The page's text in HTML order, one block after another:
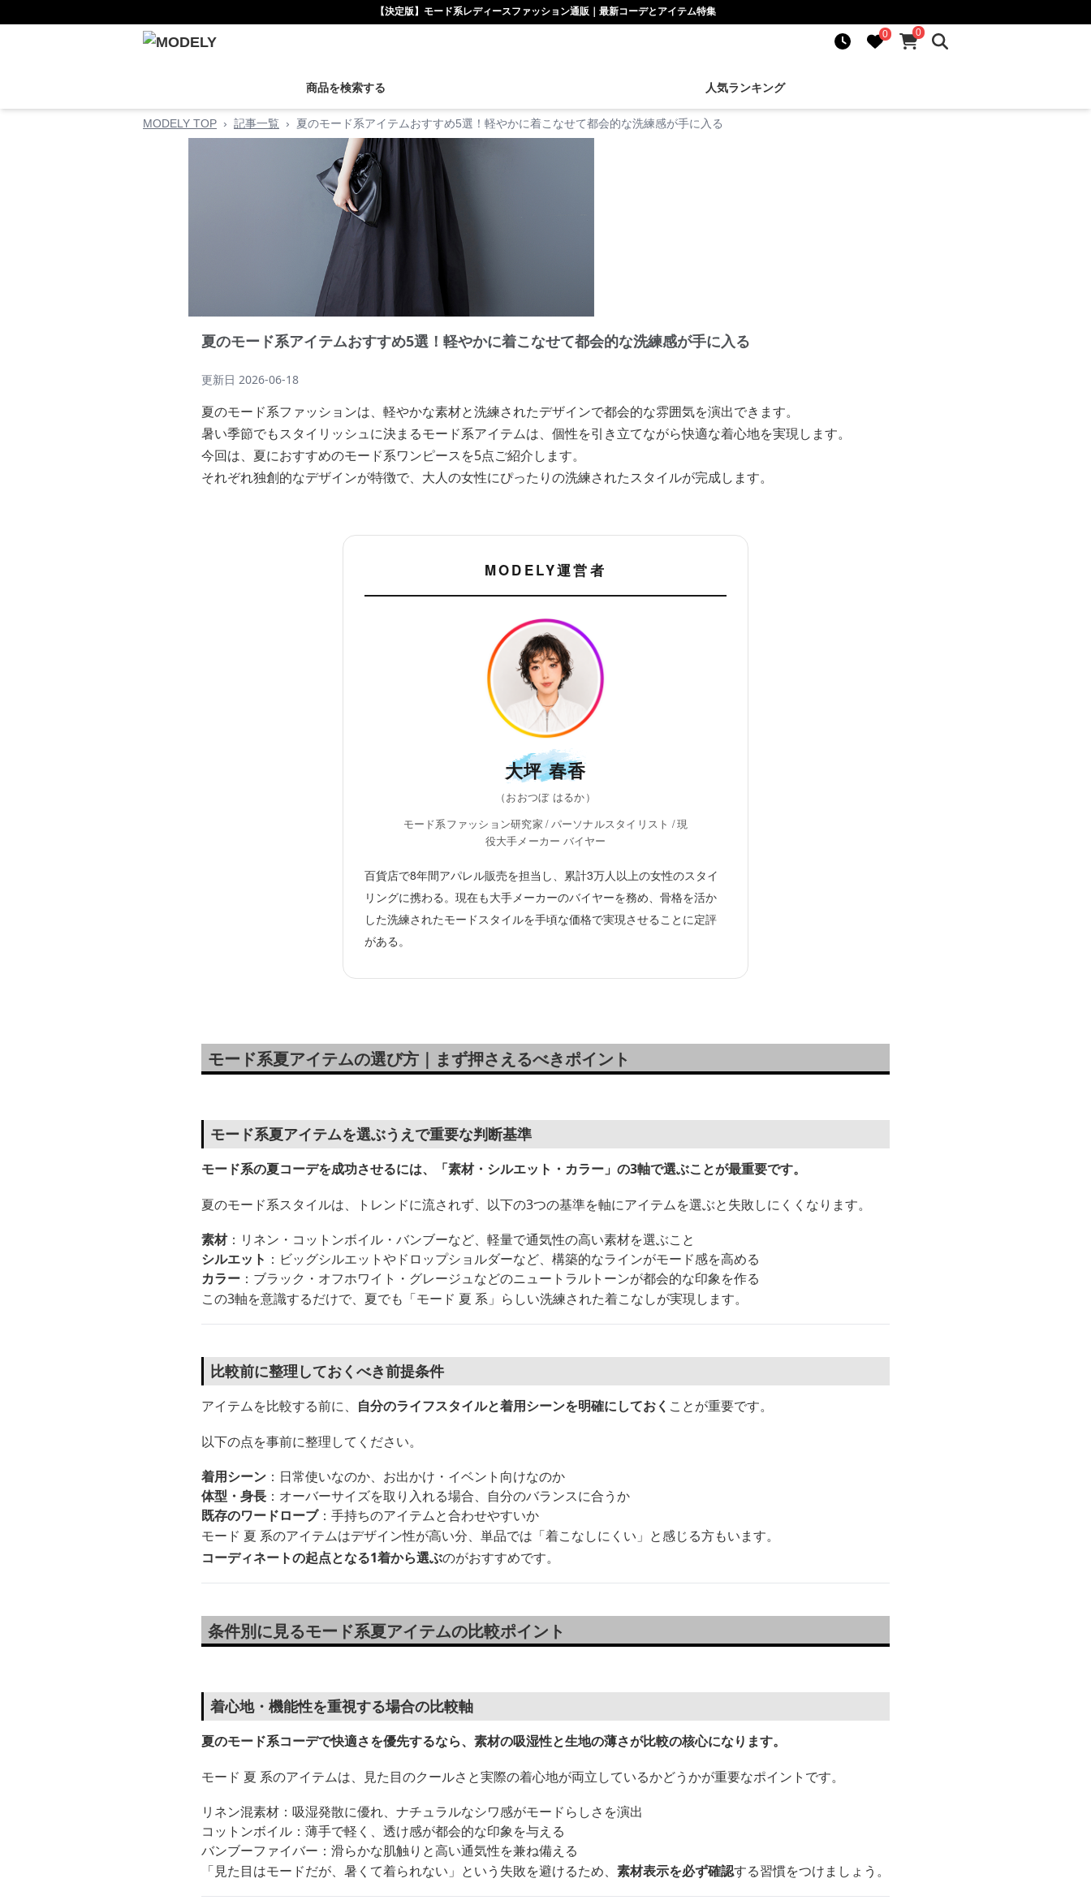
【決定版】モード系レディースファッション通販｜最新コーデとアイテム特集
0
0
商品を検索する 人気ランキング
MODELY TOP › 記事一覧 › 夏のモード系アイテムおすすめ5選！軽やかに着こなせて都会的な洗練感が手に入る
夏のモード系アイテムおすすめ5選！軽やかに着こなせて都会的な洗練感が手に入る
更新日 2026-06-18
夏のモード系ファッションは、軽やかな素材と洗練されたデザインで都会的な雰囲気を演出できます。
暑い季節でもスタイリッシュに決まるモード系アイテムは、個性を引き立てながら快適な着心地を実現します。
今回は、夏におすすめのモード系ワンピースを5点ご紹介します。
それぞれ独創的なデザインが特徴で、大人の女性にぴったりの洗練されたスタイルが完成します。
MODELY運営者
大坪 春香
（おおつぼ はるか）
モード系ファッション研究家 / パーソナルスタイリスト / 現
役大手メーカー バイヤー
百貨店で8年間アパレル販売を担当し、累計3万人以上の女性のスタイ
リングに携わる。現在も大手メーカーのバイヤーを務め、骨格を活か
した洗練されたモードスタイルを手頃な価格で実現させることに定評
がある。
モード系夏アイテムの選び方｜まず押さえるべきポイント
モード系夏アイテムを選ぶうえで重要な判断基準
モード系の夏コーデを成功させるには、「素材・シルエット・カラー」の3軸で選ぶことが最重要です。
夏のモード系スタイルは、トレンドに流されず、以下の3つの基準を軸にアイテムを選ぶと失敗しにくくなります。
素材：リネン・コットンボイル・バンブーなど、軽量で通気性の高い素材を選ぶこと
シルエット ：ビッグシルエットやドロップショルダーなど、構築的なラインがモード感を高める
カラー ：ブラック・オフホワイト・グレージュなどのニュートラルトーンが都会的な印象を作る
この3軸を意識するだけで、夏でも「モード 夏 系」らしい洗練された着こなしが実現します。
比較前に整理しておくべき前提条件
アイテムを比較する前に、 自分のライフスタイルと着用シーンを明確にしておく ことが重要です。
以下の点を事前に整理してください。
着用シーン ：日常使いなのか、お出かけ・イベント向けなのか
体型・身長 ：オーバーサイズを取り入れる場合、自分のバランスに合うか
既存のワードローブ：手持ちのアイテムと合わせやすいか
モード 夏 系のアイテムはデザイン性が高い分、単品では「着こなしにくい」と感じる方もいます。
コーディネートの起点となる1着から選ぶのがおすすめです。
条件別に見るモード系夏アイテムの比較ポイント
着心地・機能性を重視する場合の比較軸
夏のモード系コーデで快適さを優先するなら、素材の吸湿性と生地の薄さが比較の核心になります。
モード 夏 系のアイテムは、見た目のクールさと実際の着心地が両立しているかどうかが重要なポイントです。
リネン混素材：吸湿発散に優れ、ナチュラルなシワ感がモードらしさを演出
コットンボイル：薄手で軽く、透け感が都会的な印象を与える
バンブーファイバー：滑らかな肌触りと高い通気性を兼ね備える
「見た目はモードだが、暑くて着られない」という失敗を避けるため、 素材表示を必ず確認する習慣をつけましょう。